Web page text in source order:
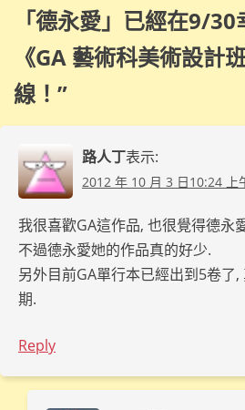
「德永愛」已經在9/
《GA 藝術科美術設計
線！ ”
路人丁表示:
2012 年 10 月 3 日10:24 上
我很喜歡GA這作品, 也很覺得德永
不過德永愛她的作品真的好少.
另外目前GA單行本已經出到5卷了
期.
Reply